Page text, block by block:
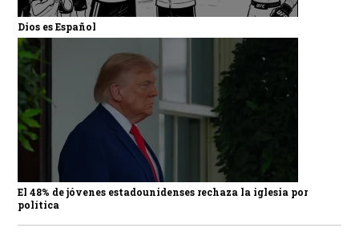
Dios es Español
El 48% de jóvenes estadounidenses rechaza la iglesia por
política